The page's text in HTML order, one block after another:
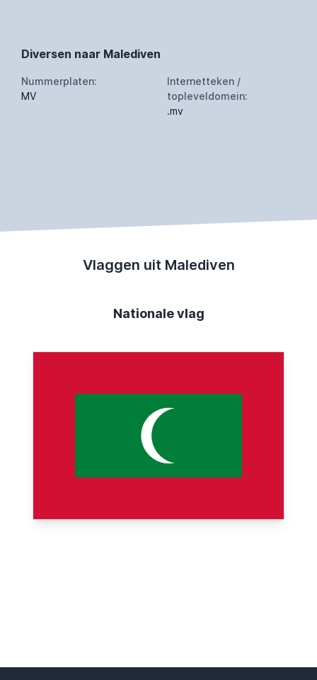
Diversen naar Malediven
Nummerplaten:
MV
Internetteken /
topleveldomein:
.mv
Vlaggen uit Malediven
Nationale vlag